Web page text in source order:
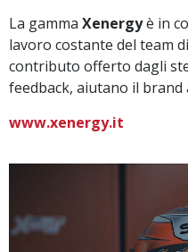
La gamma Xenergyè in
lavoro costante del team
contributo offerto dagli
feedback, aiutano il brand
www.xenergy.it